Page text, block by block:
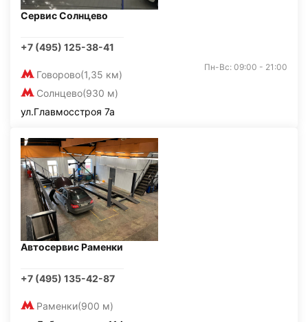
Сервис Солнцево
+7 (495) 125-38-41
Говорово(1,35 км)
Солнцево(930 м)
Пн-Вс: 09:00 - 21:00
ул.Главмосстроя 7а
Автосервис Раменки
+7 (495) 135-42-87
Раменки(900 м)